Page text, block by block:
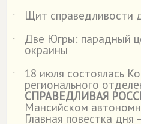
˙
Щит справедливости
˙
Две Югры: парадный
окраины
˙
18 июля состоялась
регионального
СПРАВЕДЛИВАЯ
Мансийском
Главная повестка дня